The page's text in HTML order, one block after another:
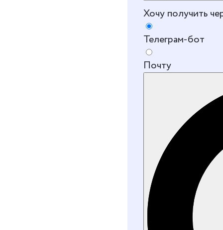
Хочу получить
Телеграм-бот
Почту